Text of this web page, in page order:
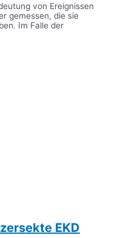
von Ereignissen
gemessen, die sie
Im Falle der
EKD